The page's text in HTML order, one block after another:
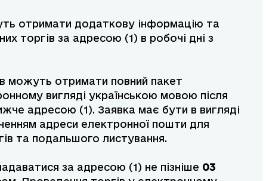
отримати додаткову інформацію та
торгів за адресою (1) в робочі дні з
можуть отримати повний пакет
вигляді українською мовою після
адресою (1). Заявка має бути в вигляді
адреси електронної пошти для
та подальшого листування.
за адресою (1) не пізніше 03